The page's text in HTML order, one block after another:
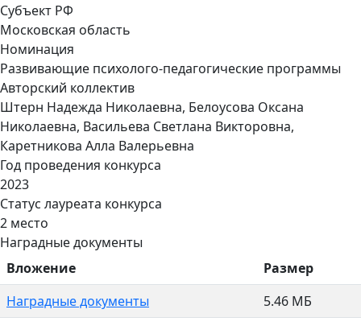
Субъект РФ
Московская область
Номинация
Развивающие психолого-педагогические программы
Авторский коллектив
Штерн Надежда Николаевна, Белоусова Оксана
Николаевна, Васильева Светлана Викторовна,
Каретникова Алла Валерьевна
Год проведения конкурса
2023
Статус лауреата конкурса
2 место
Наградные документы
Вложение
Размер
Наградные документы
5.46 МБ